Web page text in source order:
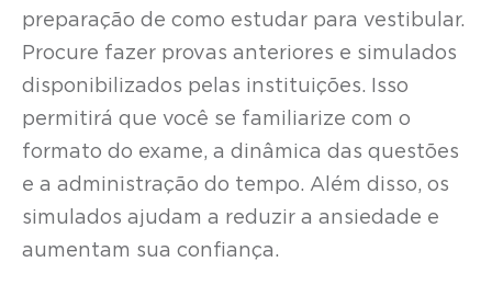
preparação de como estudar para vestibular.
Procure fazer provas anteriores e simulados
disponibilizados pelas instituições. Isso
permitirá que você se familiarize com o
formato do exame, a dinâmica das questões
e a administração do tempo. Além disso, os
simulados ajudam a reduzir a ansiedade e
aumentam sua confiança.